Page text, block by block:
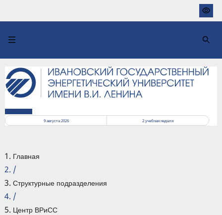
основному
9 августа 2026
2учебная неделя
Главная
/
Структурные подразделения
/
Центр ВРиСС